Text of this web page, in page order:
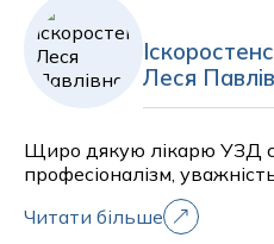
Леся
Щиро дякую лікарю УЗД
професіоналізм,
ставлення, підтримка та
впевненість. Дякую за
Читати більше